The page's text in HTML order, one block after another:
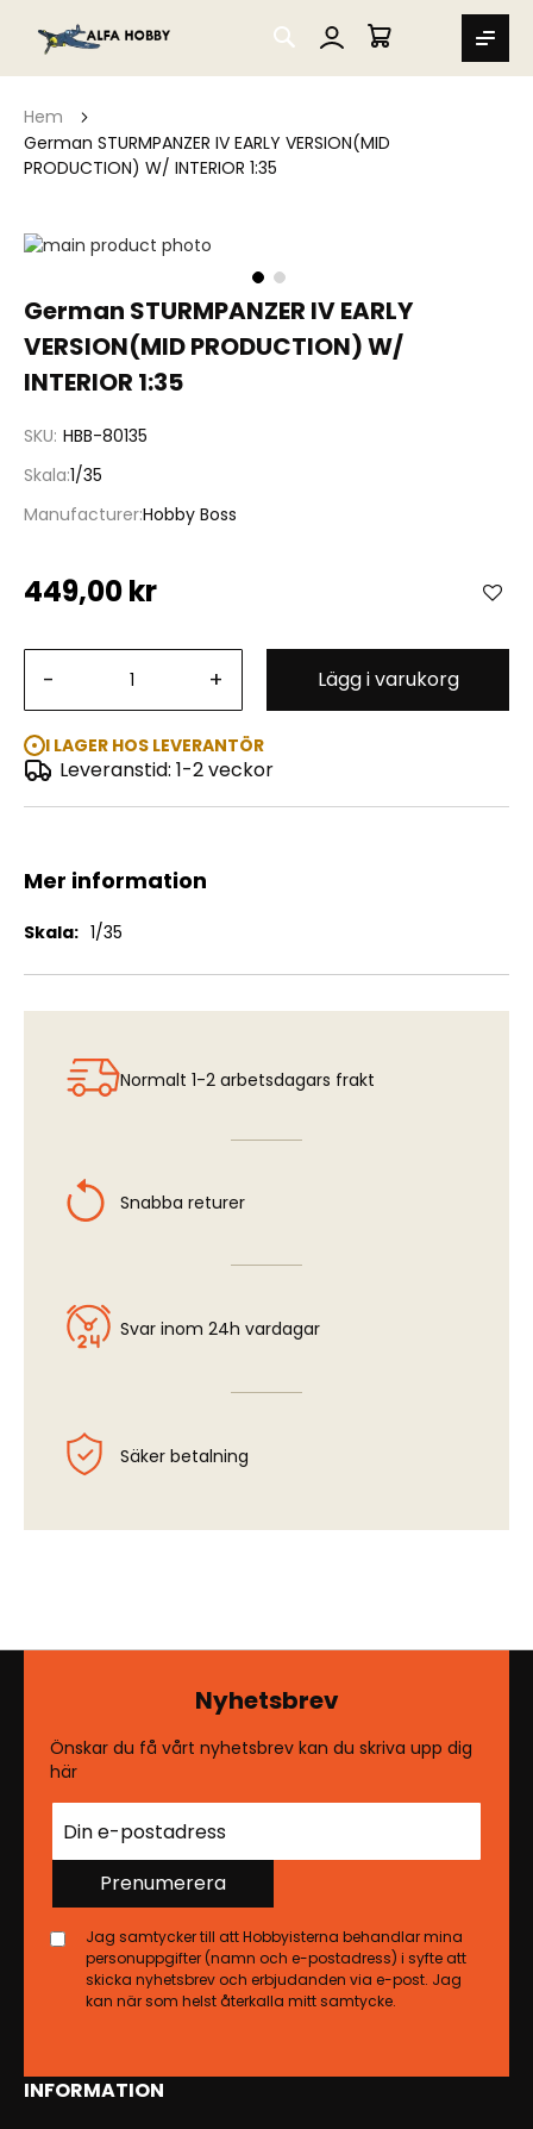
SEARCH
MIN VARUKORG
Hem
German STURMPANZER IV EARLY VERSION(MID
PRODUCTION) W/ INTERIOR 1:35
German STURMPANZER IV EARLY
VERSION(MID PRODUCTION) W/
INTERIOR 1:35
SKU HBB-80135
Skala 1/35
ManufacturerHobby Boss
449,00 kr
- + Lägg i varukorg
I LAGER HOS LEVERANTÖR
Leveranstid: 1-2 veckor
Hoppa
av
bildgalleriet
German STURMPANZER IV EARLY VERSION(MID
Hoppa
början
av
Mer information
Mer
1/35
Normalt 1-2 arbetsdagars frakt
Snabba returer
Svar inom 24h vardagar
Säker betalning
INFORMATION
Nyhetsbrev
Önskar du få vårt nyhetsbrev kan du skriva upp dig
här
Prenumerera
Jag samtycker till att Hobbyisterna behandlar mina
personuppgifter (namn och e-postadress) i syfte att
skicka nyhetsbrev och erbjudanden via e-post. Jag
kan när som helst återkalla mitt samtycke.